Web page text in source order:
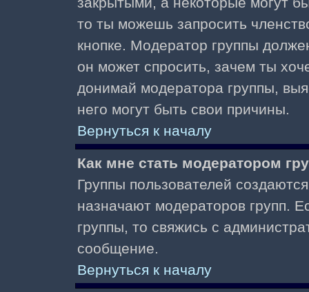
то ты можешь запросить
кнопке. Модератор группы
он может спросить, зачем ты
донимай модератора группы,
него могут быть свои причины.
Вернуться к началу
Как мне стать модератором
Группы пользователей
назначают модераторов групп.
группы, то свяжись с
сообщение.
Вернуться к началу